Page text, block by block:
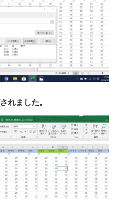
れました。